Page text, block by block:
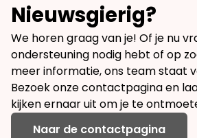
Nieuwsgierig?
We horen graag van je! Of je nu
ondersteuning nodig hebt of op
meer informatie, ons team staat
Bezoek onze contactpagina en
kijken ernaar uit om je te
Naar de contactpagina